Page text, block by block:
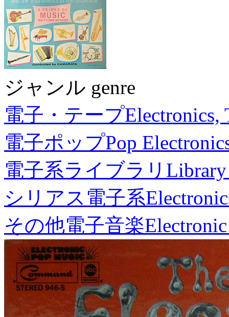
ジャンル genre
電子・テープElectronics,
電子ポップPop
電子系ライブラリ
シリアス電子系
その他電子音楽